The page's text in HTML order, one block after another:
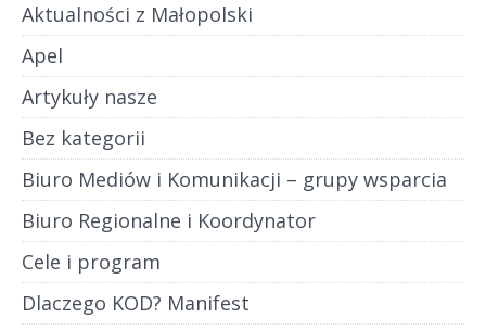
Aktualności z Małopolski
Apel
Artykuły nasze
Bez kategorii
Biuro Mediów i Komunikacji – grupy wsparcia
Biuro Regionalne i Koordynator
Cele i program
Dlaczego KOD? Manifest